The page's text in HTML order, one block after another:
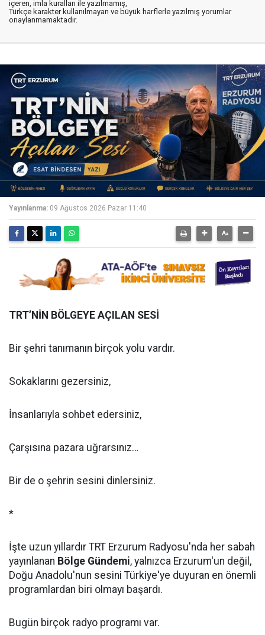
içeren, imla kuralları ile yazılmamış,
Türkçe karakter kullanılmayan ve büyük harflerle yazılmış yorumlar
onaylanmamaktadır.
Yayınlanma: 09 Ağustos 2026 Pazar 11:40
TRT’NİN BÖLGEYE AÇILAN SESİ
Bir şehri tanımanın birçok yolu vardır.
Sokaklarını gezersiniz,
İnsanlarıyla sohbet edersiniz,
Çarşısına pazara uğrarsınız…
Bir de o şehrin sesini dinlersiniz.
*
İşte uzun yıllardır TRT Erzurum Radyosu'nda her sabah
yayınlanan Bölge Gündemi, yalnızca Erzurum'un değil,
Doğu Anadolu'nun sesini Türkiye'ye duyuran en önemli
programlardan biri olmayı başardı.
Bugün birçok radyo programı var.